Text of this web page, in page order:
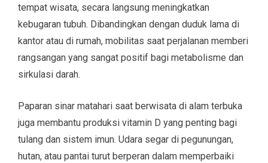
tempat wisata, secara langsung meningkatkan
kebugaran tubuh. Dibandingkan dengan duduk lama di
kantor atau di rumah, mobilitas saat perjalanan memberi
rangsangan yang sangat positif bagi metabolisme dan
sirkulasi darah.
Paparan sinar matahari saat berwisata di alam terbuka
juga membantu produksi vitamin D yang penting bagi
tulang dan sistem imun. Udara segar di pegunungan,
hutan, atau pantai turut berperan dalam memperbaiki